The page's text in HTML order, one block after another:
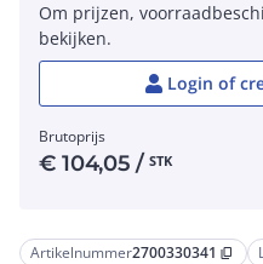
Artikelnummer2700330341 content_copy
Om prijzen,
bekijken.
Login of
Brutoprijs
€104,05 / STK